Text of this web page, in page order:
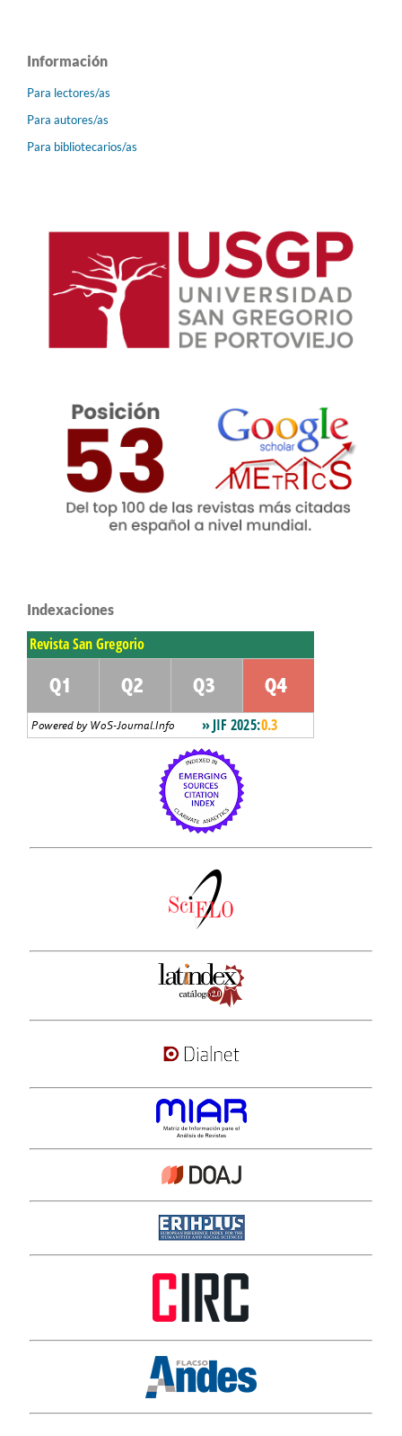
Información
Para lectores/as
Para autores/as
Para bibliotecarios/as
Indexaciones